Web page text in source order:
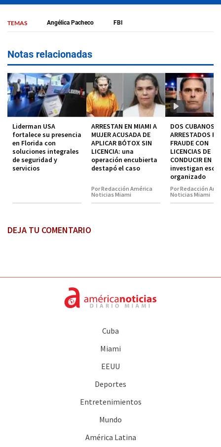
TEMAS Angélica Pacheco FBI
Notas relacionadas
Liderman USA
fortalece su presencia
en Florida con
soluciones integrales
de seguridad y
servicios
ARRESTAN EN MIAMI A
MUJER ACUSADA DE
APLICAR BÓTOX SIN
LICENCIA: una
operación encubierta
destapó el caso
Por Redacción América
Noticias Miami
DOS CUBANOS
ARRESTADOS
FRAUDE CON
LICENCIAS DE
CONDUCIR EN
investigan
organizado
Por Redacción
Noticias Miami
DEJA TU COMENTARIO
Cuba
Miami
EEUU
Deportes
Entretenimientos
Mundo
América Latina